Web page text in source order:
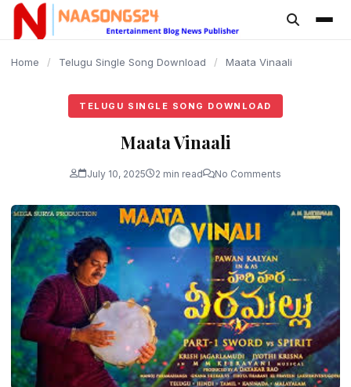
content
Home / Telugu Single Song Download / Maata Vinaali
TELUGU SINGLE SONG DOWNLOAD
Maata Vinaali
July 10, 2025 2 min read No Comments